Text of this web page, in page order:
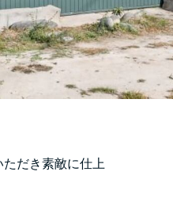
だき素敵に仕上